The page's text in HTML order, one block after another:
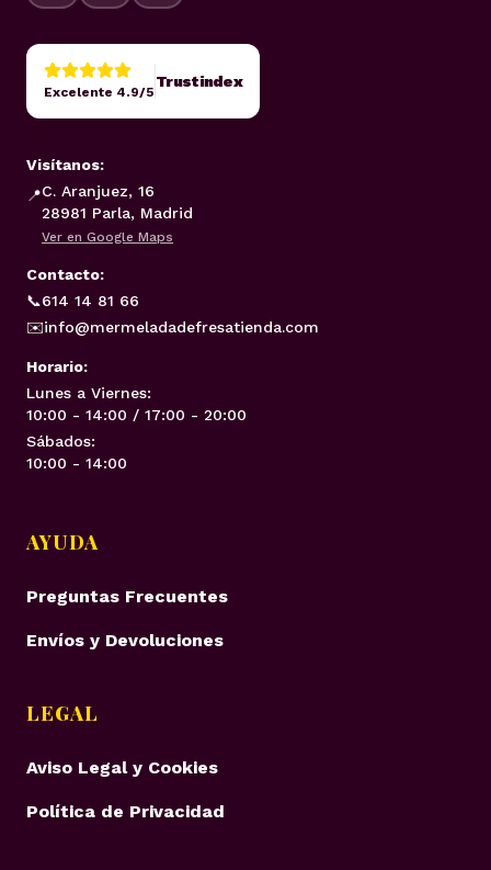
Excelente 4.9/5
Trustindex
Visítanos:
📍C. Aranjuez, 16
28981 Parla, Madrid
Ver en Google Maps
Contacto:
📞614 14 81 66
✉️info@mermeladadefresatienda.com
Horario:
Lunes a Viernes:
10:00 - 14:00 / 17:00 - 20:00
Sábados:
10:00 - 14:00
AYUDA
Preguntas Frecuentes
Envíos y Devoluciones
LEGAL
Aviso Legal y Cookies
Política de Privacidad